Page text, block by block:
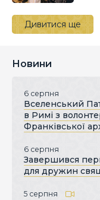
Дивитися ще
Новини
6 серпня
Вселенський
в Римі з
Франківської
6 серпня
Завершився
для дружин
5 серпня